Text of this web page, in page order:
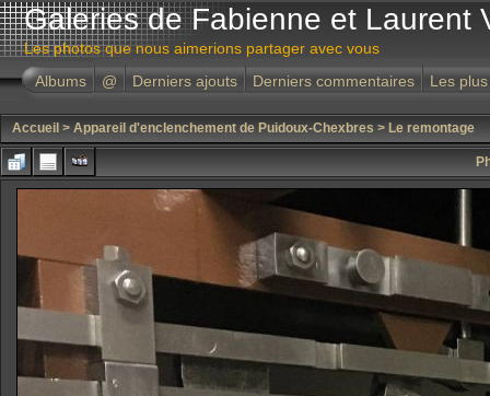
Galeries de Fabienne et Laurent
Les photos que nous aimerions partager avec vous
Albums
@ Derniers ajouts Derniers commentaires Les
Accueil > Appareil d'enclenchement de Puidoux-Chexbres > Le remontage